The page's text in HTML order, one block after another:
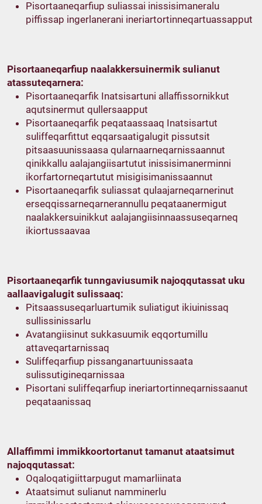
Pisortaaneqarfiup suliassai inissisimaneralu
piffissap ingerlanerani ineriartortinneqartuassapput
Pisortaaneqarfiup naalakkersuinermik sulianut
atassuteqarnera:
Pisortaaneqarfik Inatsisartuni allaffissornikkut
aqutsinermut qullersaapput
Pisortaaneqarfik peqataassaaq Inatsisartut
suliffeqarfittut eqqarsaatigalugit pissutsit
pitsaasuunissaasa qularnaarneqarnissaannut
qinikkallu aalajangiisartutut inissisimanerminni
ikorfartorneqartutut misigisimanissaannut
Pisortaaneqarfik suliassat qulaajarneqarnerinut
erseqqissarneqarnerannullu peqataanermigut
naalakkersuinikkut aalajangiisinnaassuseqarneq
ikiortussaavaa
Pisortaaneqarfik tunngaviusumik najoqqutassat uku
aallaavigalugit sulissaaq:
Pitsaassuseqarluartumik suliatigut ikiuinissaq
sullissinissarlu
Avatangiisinut sukkasuumik eqqortumillu
attaveqartarnissaq
Suliffeqarfiup pissanganartuunissaata
sulissutigineqarnissaa
Pisortani suliffeqarfiup ineriartortinneqarnissaanut
peqataanissaq
Allaffimmi immikkoortortanut tamanut ataatsimut
najoqqutassat:
Oqaloqatigiittarpugut mamarliinata
Ataatsimut sulianut namminerlu